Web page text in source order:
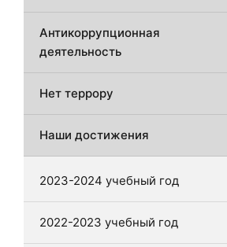
Антикоррупционная
деятельность
Нет террору
Наши достижения
2023-2024 учебный год
2022-2023 учебный год